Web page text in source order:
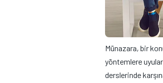
Münazara, bir
yöntemlere
derslerinde